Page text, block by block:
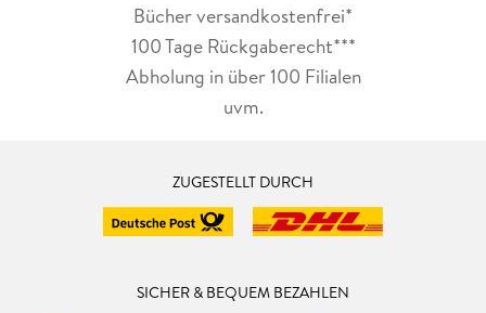
Bücher versandkostenfrei*
100 Tage Rückgaberecht***
Abholung in über 100 Filialen
uvm.
ZUGESTELLT DURCH
SICHER & BEQUEM BEZAHLEN